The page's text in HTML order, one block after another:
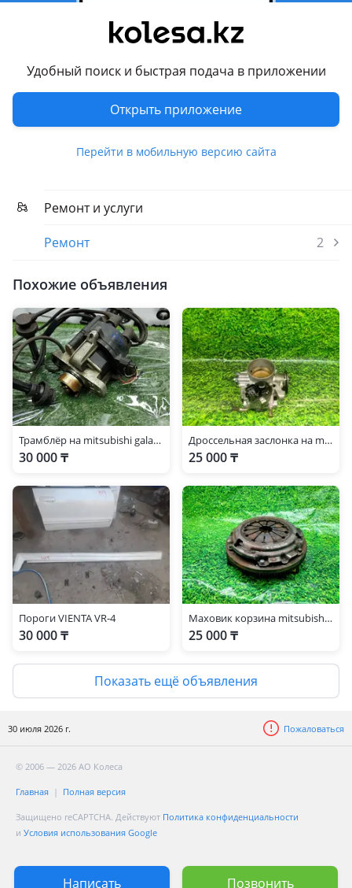
Удобный поиск и быстрая подача в приложении
Открыть приложение
Перейти в мобильную версию сайта
Другие объявления продавца
Ремонт и услуги
Ремонт
2
Похожие объявления
Трамблёр на mitsubishi galant 6a13 2.5л. Митсубиси Галант 25л Акула
30 000 ₸
Дроссельная заслонка на mitsubishi galant 1.8 GDI. Галант
25 000 ₸
Пороги VIENTA VR-4
30 000 ₸
Маховик корзина mitsubishi galant legnum 1.8 GDI механика
25 000 ₸
Показать ещё объявления
30 июля 2026 г. Пожаловаться
Написать Позвонить
© 2006 — 2026 АО Колеса
Главная Полная версия
Защищено reCAPTCHA. Действуют Политика конфиденциальности
и Условия использования Google